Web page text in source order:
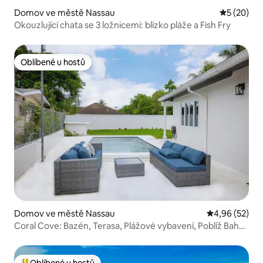
Domov ve městě Nassau Průměrné
5 (20)
Okouzlující chata se 3 ložnicemi: blízko pláže a Fish Fry
Oblíbené u hostů
Oblíbené u hostů
Domov ve městě Nassau Průměrné
4,96 (52)
Coral Cove: Bazén, Terasa, Plážové vybavení, Poblíž Baha